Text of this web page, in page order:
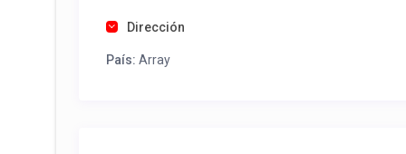
Dirección
País: Array